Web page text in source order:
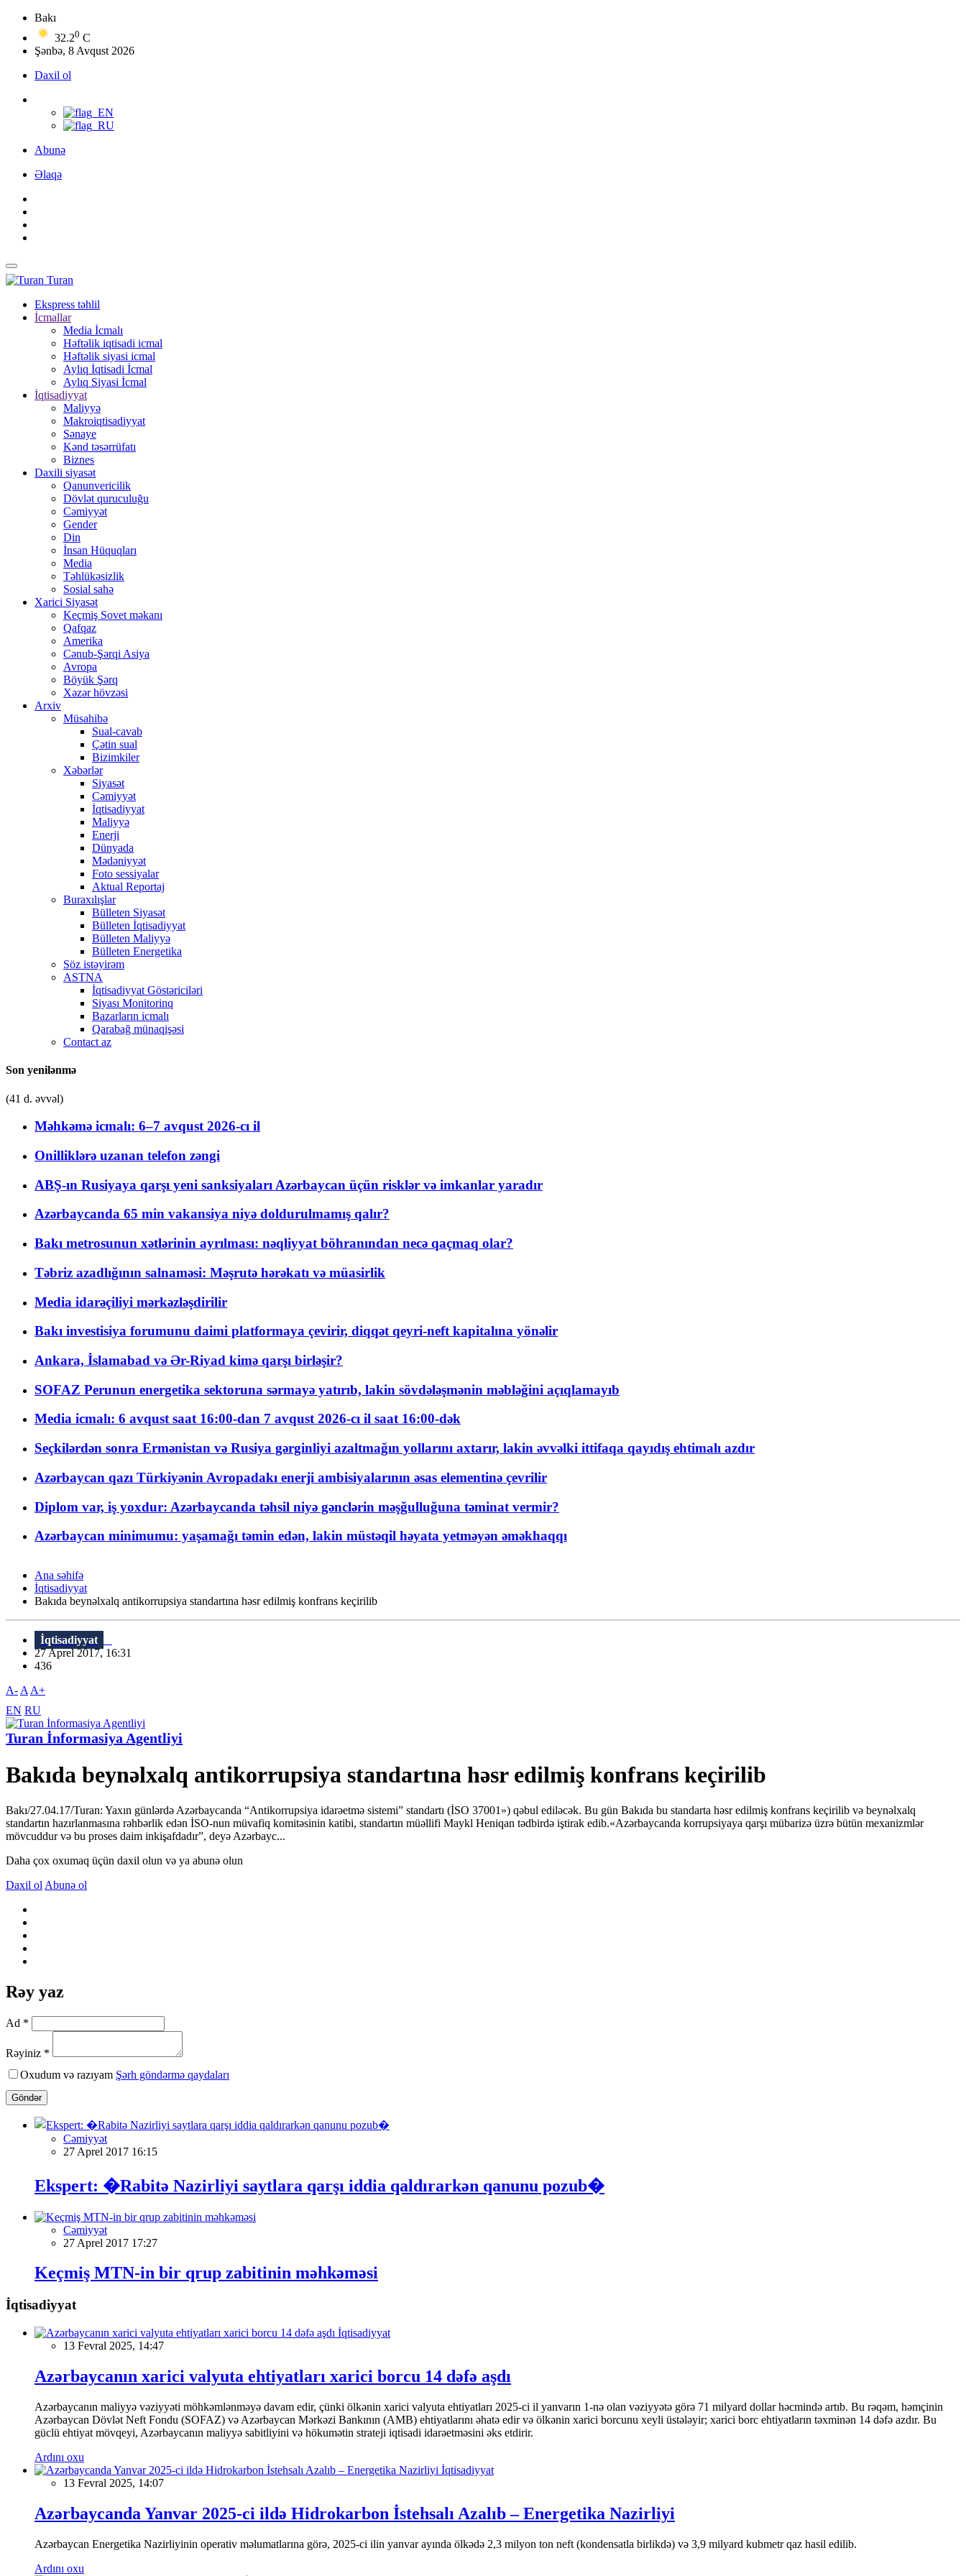
Bakı
32.20 C
Şənbə, 8 Avqust 2026
Daxil ol
Abunə
Əlaqə
Turan
Ekspress təhlil
İcmallar
Media İcmalı
Həftəlik iqtisadi icmal
Həftəlik siyasi icmal
Aylıq İqtisadi İcmal
Aylıq Siyasi İcmal
İqtisadiyyat
Maliyyə
Makroiqtisadiyyat
Sənaye
Kənd təsərrüfatı
Biznes
Daxili siyasət
Qanunvericilik
Dövlət quruculuğu
Cəmiyyət
Gender
Din
İnsan Hüquqları
Media
Təhlükəsizlik
Sosial sahə
Xarici Siyasət
Keçmiş Sovet məkanı
Qafqaz
Amerika
Cənub-Şərqi Asiya
Avropa
Böyük Şərq
Xəzər hövzəsi
Arxiv
Müsahibə
Sual-cavab
Çətin sual
Bizimkiler
Xəbərlər
Siyasət
Cəmiyyət
İqtisadiyyat
Maliyyə
Enerji
Dünyada
Mədəniyyət
Foto sessiyalar
Aktual Reportaj
Buraxılışlar
Bülleten Siyasət
Bülleten İqtisadiyyat
Bülleten Maliyyə
Bülleten Energetika
Söz istəyirəm
ASTNA
İqtisadiyyat Göstəriciləri
Siyası Monitorinq
Bazarların icmalı
Qarabağ münaqişəsi
Contact az
Son yenilənmə
(41 d. əvvəl)
Məhkəmə icmalı: 6–7 avqust 2026-cı il
Onilliklərə uzanan telefon zəngi
ABŞ-ın Rusiyaya qarşı yeni sanksiyaları Azərbaycan üçün risklər və imkanlar yaradır
Azərbaycanda 65 min vakansiya niyə doldurulmamış qalır?
Bakı metrosunun xətlərinin ayrılması: nəqliyyat böhranından necə qaçmaq olar?
Təbriz azadlığının salnaməsi: Məşrutə hərəkatı və müasirlik
Media idarəçiliyi mərkəzləşdirilir
Bakı investisiya forumunu daimi platformaya çevirir, diqqət qeyri-neft kapitalına yönəlir
Ankara, İslamabad və Ər-Riyad kimə qarşı birləşir?
SOFAZ Perunun energetika sektoruna sərmayə yatırıb, lakin sövdələşmənin məbləğini açıqlamayıb
Media icmalı: 6 avqust saat 16:00-dan 7 avqust 2026-cı il saat 16:00-dək
Seçkilərdən sonra Ermənistan və Rusiya gərginliyi azaltmağın yollarını axtarır, lakin əvvəlki ittifaqa qayıdış ehtimalı azdır
Azərbaycan qazı Türkiyənin Avropadakı enerji ambisiyalarının əsas elementinə çevrilir
Diplom var, iş yoxdur: Azərbaycanda təhsil niyə gənclərin məşğulluğuna təminat vermir?
Azərbaycan minimumu: yaşamağı təmin edən, lakin müstəqil həyata yetməyən əməkhaqqı
Ana səhifə
İqtisadiyyat
Bakıda beynəlxalq antikorrupsiya standartına həsr edilmiş konfrans keçirilib
İqtisadiyyat
27 Aprel 2017, 16:31
436
A- A A+
EN RU
Turan İnformasiya Agentliyi
Bakıda beynəlxalq antikorrupsiya standartına həsr edilmiş konfrans keçirilib
Bakı/27.04.17/Turan: Yaxın günlərdə Azərbaycanda “Antikorrupsiya idarəetmə sistemi” standartı (İSO 37001») qəbul ediləcək. Bu gün Bakıda bu standarta həsr edilmiş konfrans keçirilib və beynəlxalq
standartın hazırlanmasına rəhbərlik edən İSO-nun müvafiq komitəsinin katibi, standartın müəllifi Maykl Heniqan tədbirdə iştirak edib.«Azərbaycanda korrupsiyaya qarşı mübarizə üzrə bütün mexanizmlər
mövcuddur və bu proses daim inkişafdadır”, deyə Azərbayc...
Daha çox oxumaq üçün daxil olun və ya abunə olun
Daxil ol Abunə ol
Rəy yaz
Ad *
Rəyiniz *
Oxudum və razıyam Şərh göndərmə qaydaları
Göndər
Cəmiyyət
27 Aprel 2017 16:15
Ekspert: �Rabitə Nazirliyi saytlara qarşı iddia qaldırarkən qanunu pozub�
Cəmiyyət
27 Aprel 2017 17:27
Keçmiş MTN-in bir qrup zabitinin məhkəməsi
İqtisadiyyat
İqtisadiyyat
13 Fevral 2025, 14:47
Azərbaycanın xarici valyuta ehtiyatları xarici borcu 14 dəfə aşdı
Azərbaycanın maliyyə vəziyyəti möhkəmlənməyə davam edir, çünki ölkənin xarici valyuta ehtiyatları 2025-ci il yanvarın 1-nə olan vəziyyətə görə 71 milyard dollar həcmində artıb. Bu rəqəm, həmçinin
Azərbaycan Dövlət Neft Fondu (SOFAZ) və Azərbaycan Mərkəzi Bankının (AMB) ehtiyatlarını əhatə edir və ölkənin xarici borcunu xeyli üstələyir; xarici borc ehtiyatların təxminən 14 dəfə azdır. Bu
güclü ehtiyat mövqeyi, Azərbaycanın maliyyə sabitliyini və hökumətin strateji iqtisadi idarəetməsini əks etdirir.
Ardını oxu
İqtisadiyyat
13 Fevral 2025, 14:07
Azərbaycanda Yanvar 2025-ci ildə Hidrokarbon İstehsalı Azalıb – Energetika Nazirliyi
Azərbaycan Energetika Nazirliyinin operativ məlumatlarına görə, 2025-ci ilin yanvar ayında ölkədə 2,3 milyon ton neft (kondensatla birlikdə) və 3,9 milyard kubmetr qaz hasil edilib.
Ardını oxu